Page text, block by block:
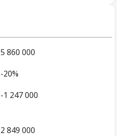
5 860 000
-20%
-1 247 000
2 849 000